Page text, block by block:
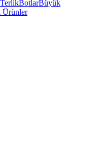
BotlarBüyük
Ürünler